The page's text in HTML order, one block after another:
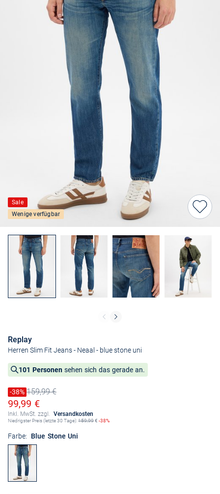
Sale
Wenige verfügbar
Replay
Herren Slim Fit Jeans - Neaal - blue stone uni
101 Personen sehen sich das gerade an.
Preis reduziert um
-38%
Alter Preis159,99 €
Ermäßigter Preis
99,99 €
Inkl. MwSt. zzgl. Versandkosten
Niedrigster Preis (letzte 30 Tage):159,99€ -38%
Farbe: Blue Stone Uni